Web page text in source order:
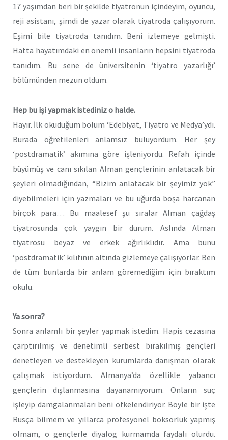
17 yaşımdan beri bir şekilde tiyatronun içindeyim, oyuncu,
reji asistanı, şimdi de yazar olarak tiyatroda çalışıyorum.
Eşimi bile tiyatroda tanıdım. Beni izlemeye gelmişti.
Hatta hayatımdaki en önemli insanların hepsini tiyatroda
tanıdım. Bu sene de üniversitenin ‘tiyatro yazarlığı’
bölümünden mezun oldum.
Hep bu işi yapmak istediniz o halde.
Hayır. İlk okuduğum bölüm ‘Edebiyat, Tiyatro ve Medya’ydı.
Burada öğretilenleri anlamsız buluyordum. Her şey
‘postdramatik’ akımına göre işleniyordu. Refah içinde
büyümüş ve canı sıkılan Alman gençlerinin anlatacak bir
şeyleri olmadığından, “Bizim anlatacak bir şeyimiz yok”
diyebilmeleri için yazmaları ve bu uğurda boşa harcanan
birçok para… Bu maalesef şu sıralar Alman çağdaş
tiyatrosunda çok yaygın bir durum. Aslında Alman
tiyatrosu beyaz ve erkek ağırlıklıdır. Ama bunu
‘postdramatik’ kılıfının altında gizlemeye çalışıyorlar. Ben
de tüm bunlarda bir anlam göremediğim için bıraktım
okulu.
Ya sonra?
Sonra anlamlı bir şeyler yapmak istedim. Hapis cezasına
çarptırılmış ve denetimli serbest bırakılmış gençleri
denetleyen ve destekleyen kurumlarda danışman olarak
çalışmak istiyordum. Almanya’da özellikle yabancı
gençlerin dışlanmasına dayanamıyorum. Onların suç
işleyip damgalanmaları beni öfkelendiriyor. Böyle bir işte
Rusça bilmem ve yıllarca profesyonel boksörlük yapmış
olmam, o gençlerle diyalog kurmamda faydalı olurdu.